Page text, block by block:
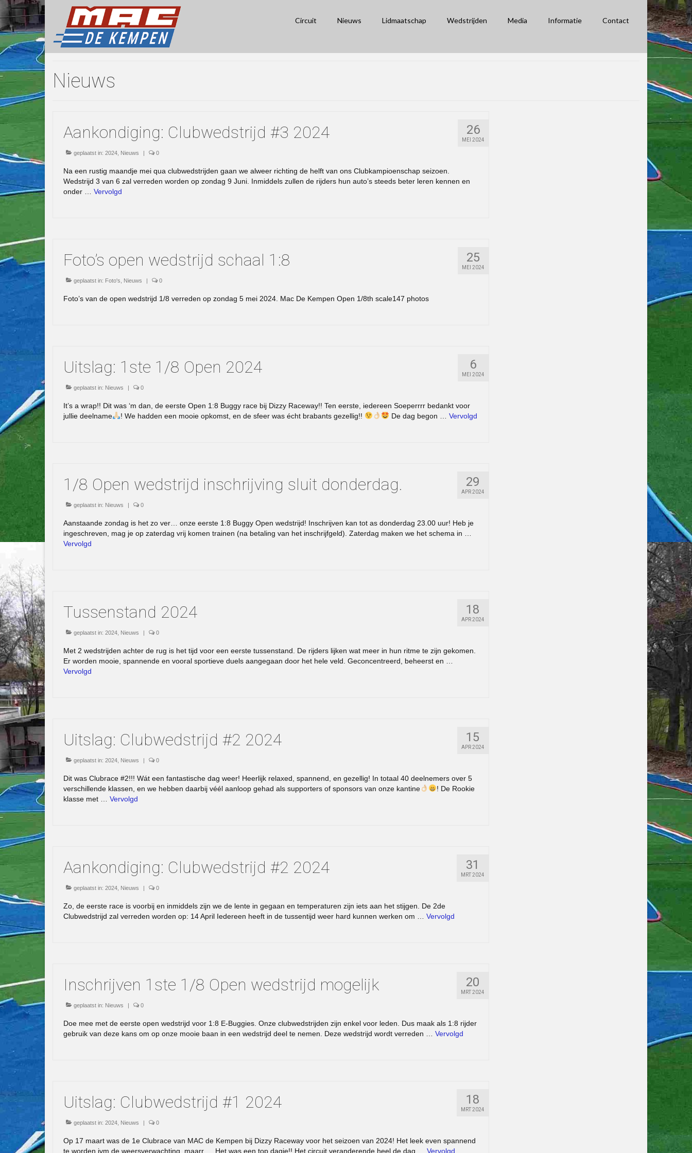
Circuit Nieuws Lidmaatschap Wedstrijden Media Informatie Contact
Nieuws
26
MEI 2024
Aankondiging: Clubwedstrijd #3 2024
geplaatst in: 2024 Nieuws | 0
Na een rustig maandje mei qua clubwedstrijden gaan we alweer richting de helft van ons Clubkampioenschap seizoen.
Wedstrijd 3 van 6 zal verreden worden op zondag 9 Juni. Inmiddels zullen de rijders hun auto’s steeds beter leren kennen en
onder … Vervolgd
25
MEI 2024
Foto’s open wedstrijd schaal 1:8
geplaatst in: Foto's Nieuws | 0
Foto’s van de open wedstrijd 1/8 verreden op zondag 5 mei 2024. Mac De Kempen Open 1/8th scale147 photos
6
MEI 2024
Uitslag: 1ste 1/8 Open 2024
geplaatst in: Nieuws | 0
It’s a wrap!! Dit was ‘m dan, de eerste Open 1:8 Buggy race bij Dizzy Raceway!! Ten eerste, iedereen Soeperrrr bedankt voor
jullie deelname
! We hadden een mooie opkomst, en de sfeer was écht brabants gezellig!! De dag begon … Vervolgd
29
APR 2024
1/8 Open wedstrijd inschrijving sluit donderdag.
geplaatst in: Nieuws | 0
Aanstaande zondag is het zo ver… onze eerste 1:8 Buggy Open wedstrijd! Inschrijven kan tot as donderdag 23.00 uur! Heb je
ingeschreven, mag je op zaterdag vrij komen trainen (na betaling van het inschrijfgeld). Zaterdag maken we het schema in …
Vervolgd
18
APR 2024
Tussenstand 2024
geplaatst in: 2024 Nieuws | 0
Met 2 wedstrijden achter de rug is het tijd voor een eerste tussenstand. De rijders lijken wat meer in hun ritme te zijn gekomen.
Er worden mooie, spannende en vooral sportieve duels aangegaan door het hele veld. Geconcentreerd, beheerst en …
Vervolgd
15
APR 2024
Uitslag: Clubwedstrijd #2 2024
geplaatst in: 2024 Nieuws | 0
Dit was Clubrace #2!!! Wát een fantastische dag weer! Heerlijk relaxed, spannend, en gezellig! In totaal 40 deelnemers over 5
verschillende klassen, en we hebben daarbij véél aanloop gehad als supporters of sponsors van onze kantine
! De Rookie
klasse met … Vervolgd
31
MRT 2024
Aankondiging: Clubwedstrijd #2 2024
geplaatst in: 2024 Nieuws | 0
Zo, de eerste race is voorbij en inmiddels zijn we de lente in gegaan en temperaturen zijn iets aan het stijgen. De 2de
Clubwedstrijd zal verreden worden op: 14 April Iedereen heeft in de tussentijd weer hard kunnen werken om … Vervolgd
20
MRT 2024
Inschrijven 1ste 1/8 Open wedstrijd mogelijk
geplaatst in: Nieuws | 0
Doe mee met de eerste open wedstrijd voor 1:8 E-Buggies. Onze clubwedstrijden zijn enkel voor leden. Dus maak als 1:8 rijder
gebruik van deze kans om op onze mooie baan in een wedstrijd deel te nemen. Deze wedstrijd wordt verreden … Vervolgd
18
MRT 2024
Uitslag: Clubwedstrijd #1 2024
geplaatst in: 2024 Nieuws | 0
Op 17 maart was de 1e Clubrace van MAC de Kempen bij Dizzy Raceway voor het seizoen van 2024! Het leek even spannend
te worden ivm de weersverwachting, maarr…. Het was een top dagje!! Het circuit veranderende heel de dag … Vervolgd